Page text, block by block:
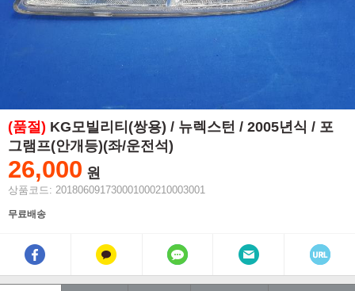
(품절) KG모빌리티(쌍용) / 뉴렉스턴 / 2005년식 / 포
그램프(안개등)(좌/운전석)
26,000 원
상품코드: 201806091730001000210003001
무료배송